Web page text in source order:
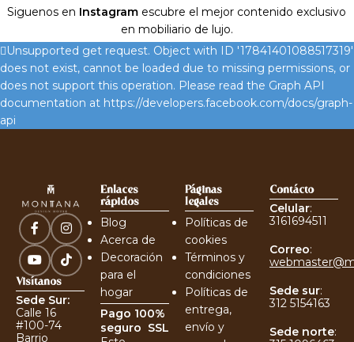
Siguenos en Instagram escubre el mejor contenido exclusivo
en mobiliario de lujo.
Unsupported get request. Object with ID '17841401088517319'
does not exist, cannot be loaded due to missing permissions, or
does not support this operation. Please read the Graph API
documentation at https://developers.facebook.com/docs/graph-
api
Visítanos
Sede Sur:
Calle 16
#100-74
Barrio
Enlaces
rápidos
Blog
Acerca de
Decoración
para el
hogar
Pago 100%
seguro SSL
Páginas
legales
Políticas de
cookies
Términos y
condiciones
Políticas de
entrega,
envío y
Contácto
Celular:
3161694511
Correo:
Sede sur:
312 5154163
Sede norte: